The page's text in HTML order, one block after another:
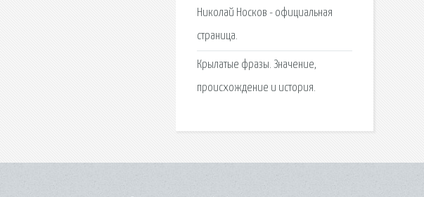
Николай Носков - официальная
страница.
Крылатые фразы. Значение,
происхождение и история.